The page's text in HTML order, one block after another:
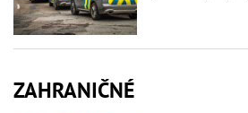
ZAHRANIČNÉ